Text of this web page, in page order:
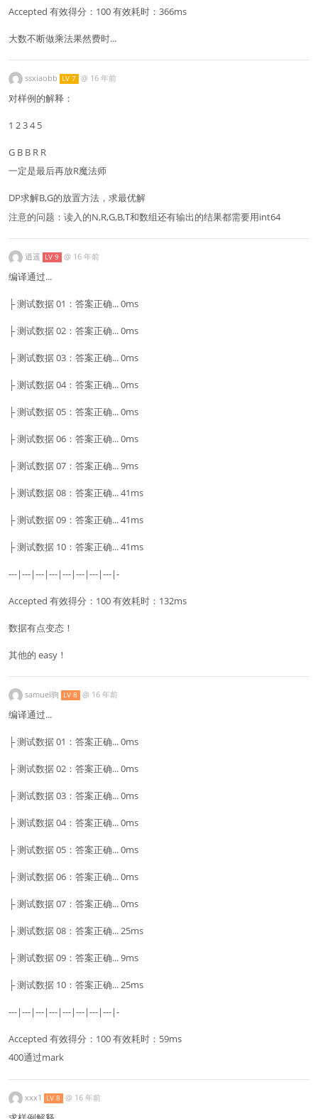
Accepted 有效得分：100 有效耗时：366ms
大数不断做乘法果然费时...
ssxiaobb LV 7 @ 16 年前
对样例的解释：
1 2 3 4 5
G B B R R
一定是最后再放R魔法师
DP求解B,G的放置方法，求最优解
注意的问题：读入的N,R,G,B,T和数组还有输出的结果都需要用int64
逍遥 LV 9 @ 16 年前
编译通过...
├ 测试数据 01：答案正确... 0ms
├ 测试数据 02：答案正确... 0ms
├ 测试数据 03：答案正确... 0ms
├ 测试数据 04：答案正确... 0ms
├ 测试数据 05：答案正确... 0ms
├ 测试数据 06：答案正确... 0ms
├ 测试数据 07：答案正确... 9ms
├ 测试数据 08：答案正确... 41ms
├ 测试数据 09：答案正确... 41ms
├ 测试数据 10：答案正确... 41ms
---|---|---|---|---|---|---|---|-
Accepted 有效得分：100 有效耗时：132ms
数据有点变态！
其他的 easy！
samuel驹 LV 8 @ 16 年前
编译通过...
├ 测试数据 01：答案正确... 0ms
├ 测试数据 02：答案正确... 0ms
├ 测试数据 03：答案正确... 0ms
├ 测试数据 04：答案正确... 0ms
├ 测试数据 05：答案正确... 0ms
├ 测试数据 06：答案正确... 0ms
├ 测试数据 07：答案正确... 0ms
├ 测试数据 08：答案正确... 25ms
├ 测试数据 09：答案正确... 9ms
├ 测试数据 10：答案正确... 25ms
---|---|---|---|---|---|---|---|-
Accepted 有效得分：100 有效耗时：59ms
400通过mark
xxx1 LV 8 @ 16 年前